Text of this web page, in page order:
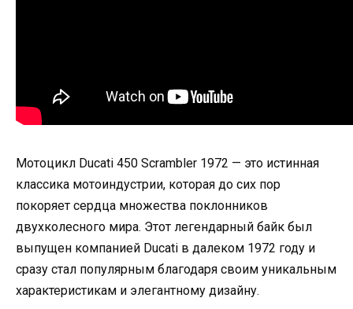
Мотоцикл Ducati 450 Scrambler 1972 — это истинная
классика мотоиндустрии, которая до сих пор
покоряет сердца множества поклонников
двухколесного мира. Этот легендарный байк был
выпущен компанией Ducati в далеком 1972 году и
сразу стал популярным благодаря своим уникальным
характеристикам и элегантному дизайну.